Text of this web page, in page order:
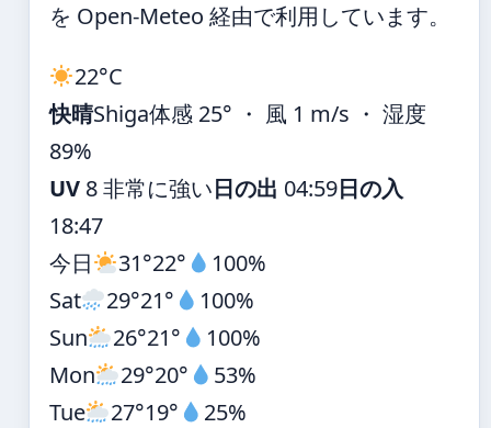
を Open-Meteo 経由で利用しています。
22°C
快晴Shiga体感 25° ・ 風 1 m/s ・ 湿度
89%
UV 8 非常に強い日の出 04:59日の入
18:47
今日
31°22°
100%
Sat
29°21°
100%
Sun
26°21°
100%
Mon
29°20°
53%
Tue
27°19°
25%